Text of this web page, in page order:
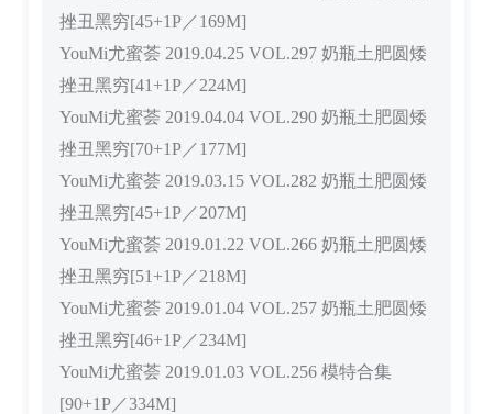
挫丑黑穷[45+1P／169M]
YouMi尤蜜荟 2019.04.25 VOL.297 奶瓶土肥圆矮
挫丑黑穷[41+1P／224M]
YouMi尤蜜荟 2019.04.04 VOL.290 奶瓶土肥圆矮
挫丑黑穷[70+1P／177M]
YouMi尤蜜荟 2019.03.15 VOL.282 奶瓶土肥圆矮
挫丑黑穷[45+1P／207M]
YouMi尤蜜荟 2019.01.22 VOL.266 奶瓶土肥圆矮
挫丑黑穷[51+1P／218M]
YouMi尤蜜荟 2019.01.04 VOL.257 奶瓶土肥圆矮
挫丑黑穷[46+1P／234M]
YouMi尤蜜荟 2019.01.03 VOL.256 模特合集
[90+1P／334M]